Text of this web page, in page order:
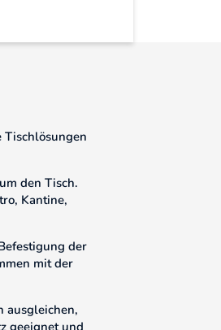
den Tisch.
Kantine,
der
mit der
ausgleichen,
geeignet und